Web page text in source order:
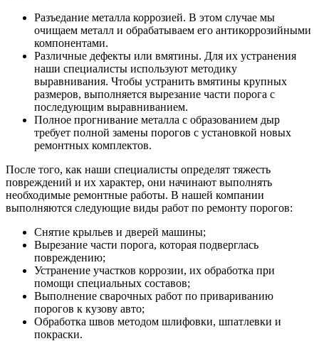
Разъедание металла коррозией. В этом случае мы
очищаем металл и обрабатываем его антикоррозийными
компонентами.
Различные дефекты или вмятины. Для их устранения
наши специалисты используют методику
выравнивания. Чтобы устранить вмятины крупных
размеров, выполняется вырезание части порога с
последующим выравниванием.
Полное прогнивание металла с образованием дыр
требует полной замены порогов с установкой новых
ремонтных комплектов.
После того, как наши специалисты определят тяжесть
повреждений и их характер, они начинают выполнять
необходимые ремонтные работы. В нашей компании
выполняются следующие виды работ по ремонту порогов:
Снятие крыльев и дверей машины;
Вырезание части порога, которая подверглась
повреждению;
Устранение участков коррозии, их обработка при
помощи специальных составов;
Выполнение сварочных работ по привариванию
порогов к кузову авто;
Обработка швов методом шлифовки, шпатлевки и
покраски.